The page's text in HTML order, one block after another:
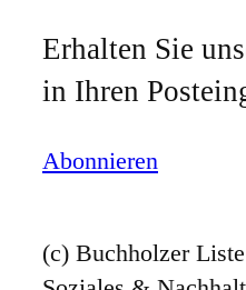
Erhalten Sie
in Ihren
Abonnieren
(c) Buchholzer